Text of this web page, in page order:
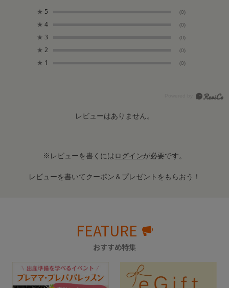
★ 5 (0)
★ 4 (0)
★ 3 (0)
★ 2 (0)
★ 1 (0)
レビューはありません。
※レビューを書くにはログインが必要です。
レビューを書いてクーポン＆プレゼントをもらおう！
FEATURE
おすすめ特集